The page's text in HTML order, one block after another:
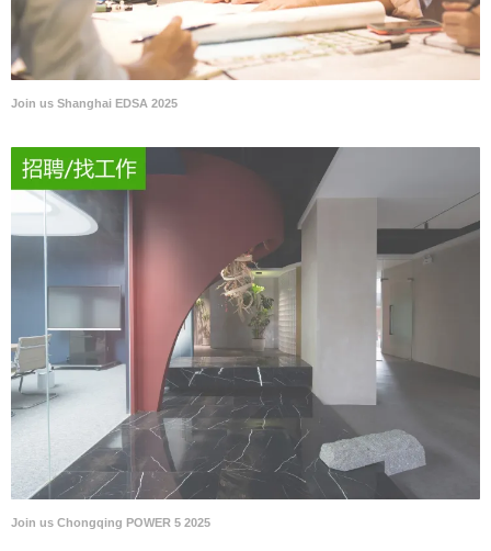
Join us Shanghai EDSA 2025
Join us Chongqing POWER 5 2025